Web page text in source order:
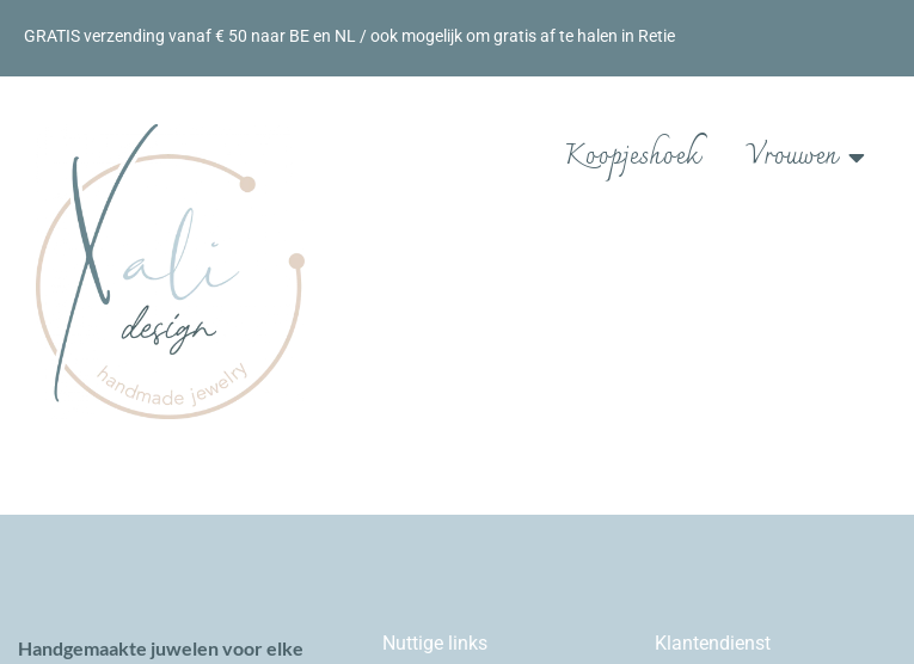
GRATIS verzending vanaf € 50 naar BE en NL / ook mogelijk om gratis af te halen in Retie
Koopjeshoek Vrouwen
Handgemaakte juwelen voor elke
Nuttige links Klantendienst